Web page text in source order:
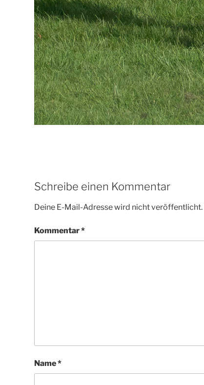
Schreibe einen Kommentar
Deine E-Mail-Adresse wird nicht veröffentlicht.
Kommentar*
Name*